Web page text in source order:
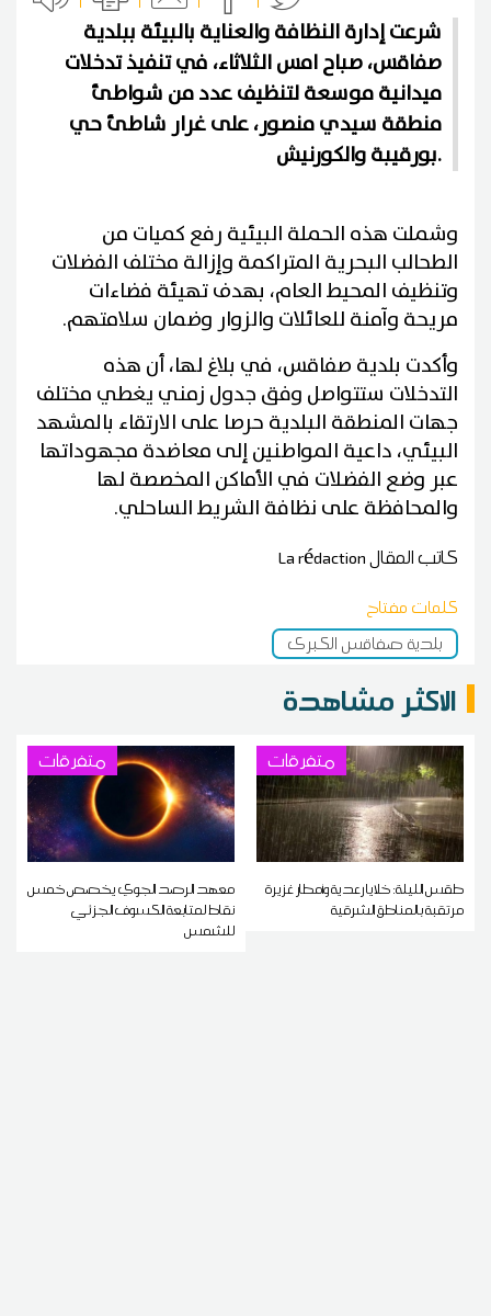
شرعت إدارة النظافة والعناية بالبيئة ببلدية
صفاقس، صباح امس الثلاثاء، في تنفيذ تدخلات
ميدانية موسعة لتنظيف عدد من شواطئ
منطقة سيدي منصور، على غرار شاطئ حي
بورقيبة والكورنيش.
وشملت هذه الحملة البيئية رفع كميات من
الطحالب البحرية المتراكمة وإزالة مختلف الفضلات
وتنظيف المحيط العام، بهدف تهيئة فضاءات
مريحة وآمنة للعائلات والزوار وضمان سلامتهم.
وأكدت بلدية صفاقس، في بلاغ لها، أن هذه
التدخلات ستتواصل وفق جدول زمني يغطي مختلف
جهات المنطقة البلدية حرصا على الارتقاء بالمشهد
البيئي، داعية المواطنين إلى معاضدة مجهوداتها
عبر وضع الفضلات في الأماكن المخصصة لها
والمحافظة على نظافة الشريط الساحلي.
كاتب المقالLa rédaction
كلمات مفتاح
بلدية صفاقس الكبرى
الاكثر مشاهدة
متفرقات
طقس الليلة: خلايا رعدية وأمطار غزيرة
مرتقبة بالمناطق الشرقية
متفرقات
معهد الرصد الجوي يخصص خمس
نقاط لمتابعة الكسوف الجزئي
للشمس